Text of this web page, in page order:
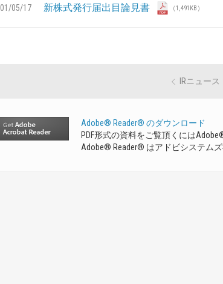
05/17 新株式発行届出目論見書 （1,491KB）
IRニュー
Adobe® Reader® のダウンロード
PDF形式の資料をご覧頂くにはAdobe
Adobe® Reader® はアドビシステム